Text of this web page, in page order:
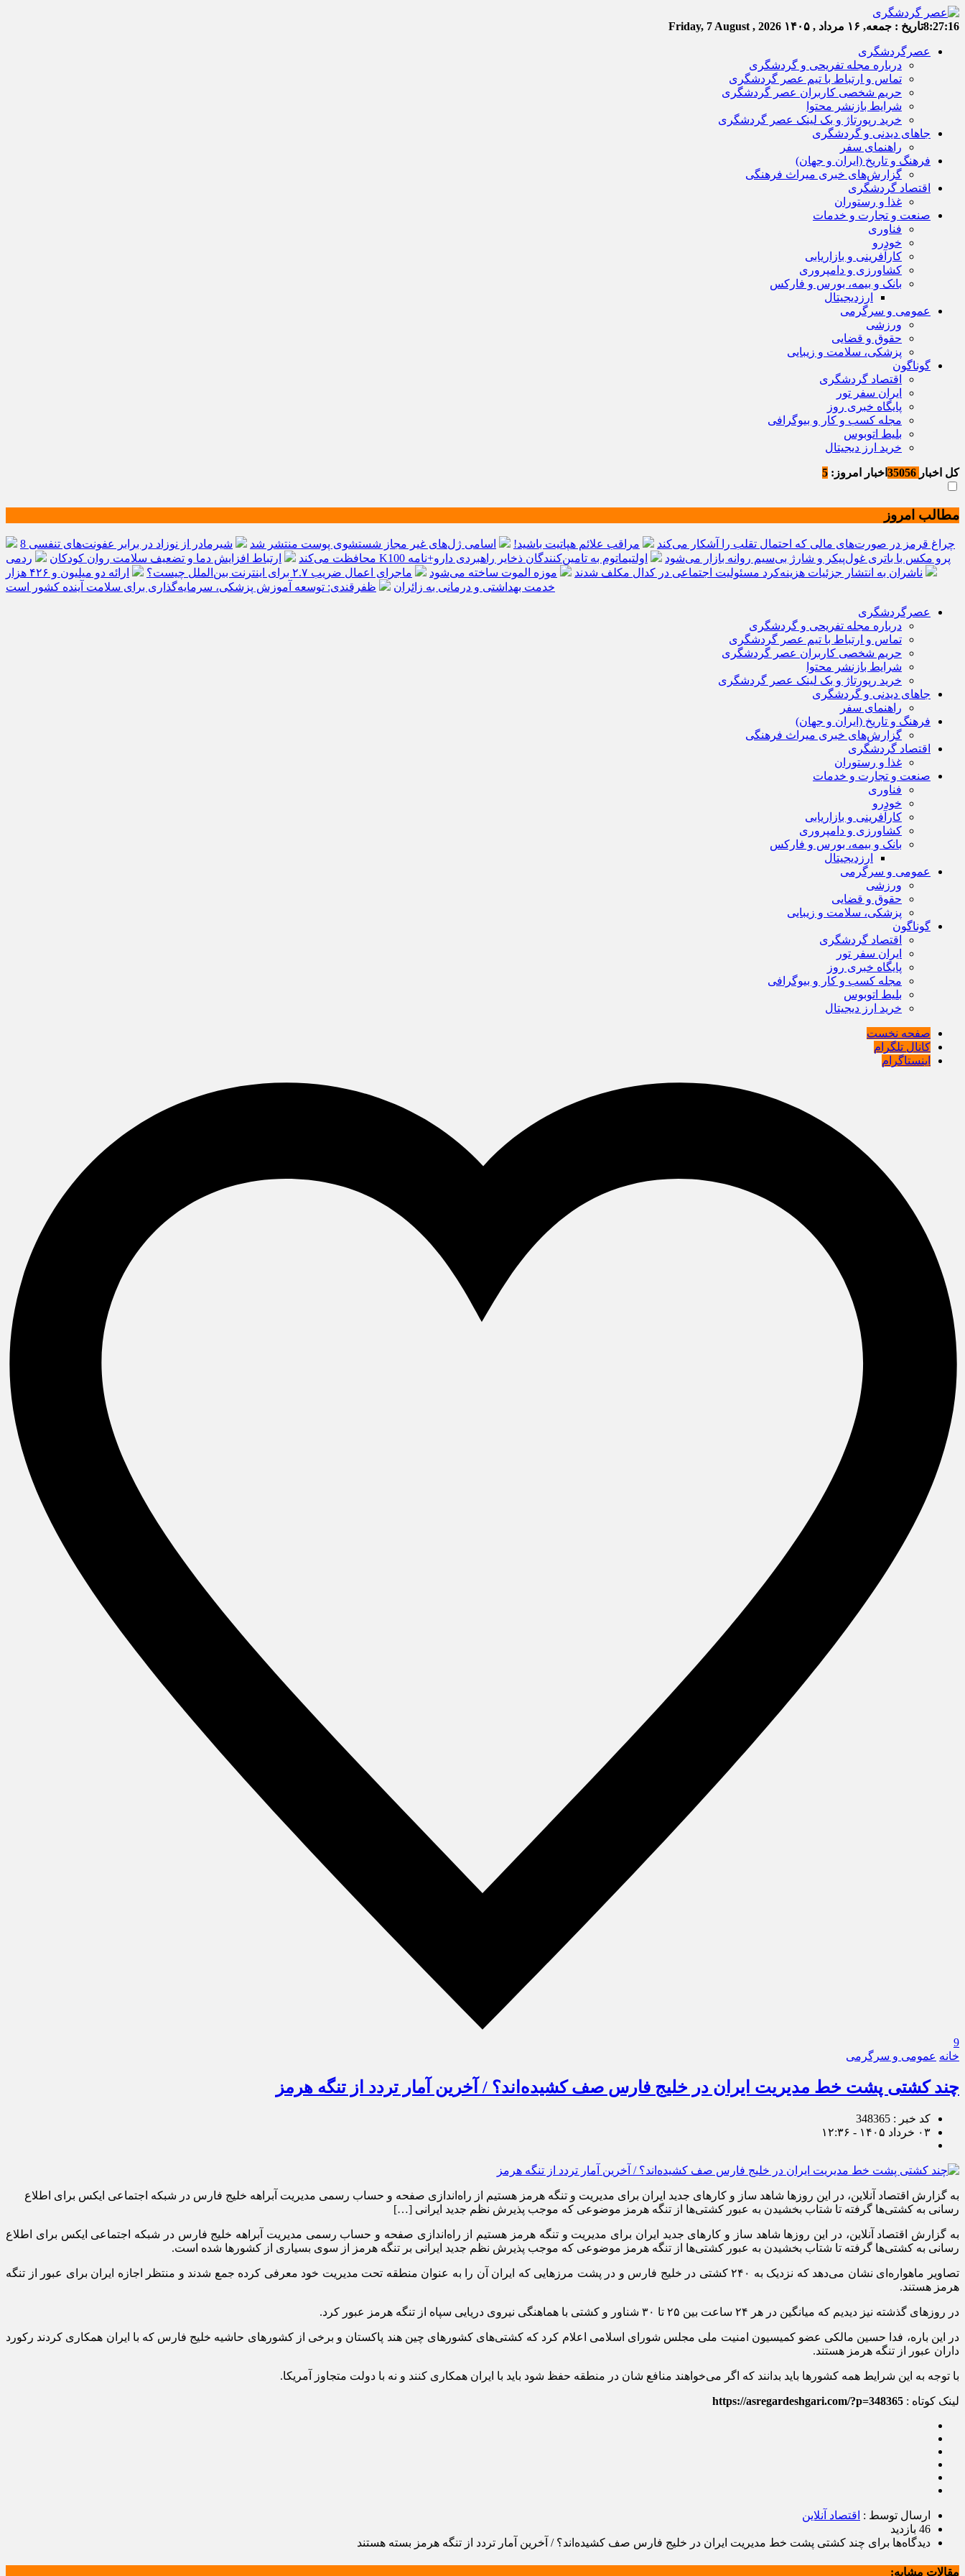
8:27:17تاریخ : جمعه, ۱۶ مرداد , ۱۴۰۵ Friday, 7 August , 2026
عصرگردشگری
درباره مجله تفریحی و گردشگری
تماس و ارتباط با تیم عصر گردشگری
حریم شخصی کاربران عصر گردشگری
شرایط بازنشر محتوا
خرید رپورتاژ و بک لینک عصر گردشگری
جاهای دیدنی و گردشگری
راهنمای سفر
فرهنگ و تاریخ (ایران و جهان)
گزارش‌های خبری میراث فرهنگی
اقتصاد گردشگری
غذا و رستوران
صنعت و تجارت و خدمات
فناوری
خودرو
کارآفرینی و بازاریابی
کشاورزی و دامپروری
بانک و بیمه، بورس و فارکس
ارزدیجیتال
عمومی و سرگرمی
ورزشی
حقوق و قضایی
پزشکی، سلامت و زیبایی
گوناگون
اقتصاد گردشگری
ایران سفر تور
پایگاه خبری روز
مجله کسب و کار و بیوگرافی
بلیط اتوبوس
خرید ارز دیجیتال
کل اخبار اخبار امروز: 5
مطالب امروز
8 چراغ قرمز در صورت‌های مالی که احتمال تقلب را آشکار می‌کند مراقب علائم هپاتیت باشید! اسامی ژل‌های غیر مجاز شستشوی پوست منتشر شد
شیرمادر از نوزاد در برابر عفونت‌های تنفسی
محافظت می‌کند
ارتباط افزایش دما و تضعیف سلامت روان کودکان ردمی K100 پرو مکس با باتری غول‌پیکر و شارژ بی‌سیم روانه بازار می‌شود
اولتیماتوم به تامین‌کنندگان ذخایر راهبردی دارو+نامه
ناشران به انتشار جزئیات هزینه‌کرد مسئولیت اجتماعی در کدال مکلف شدند
موزه الموت ساخته می‌شود ماجرای اعمال ضریب ۲.۷ برای اینترنت بین‌الملل چیست؟
ارائه دو میلیون و ۴۲۶ هزار
خدمت بهداشتی و درمانی به زائران
ظفرقندی: توسعه آموزش پزشکی، سرمایه‌گذاری برای سلامت آینده کشور است
عصرگردشگری
درباره مجله تفریحی و گردشگری
تماس و ارتباط با تیم عصر گردشگری
حریم شخصی کاربران عصر گردشگری
شرایط بازنشر محتوا
خرید رپورتاژ و بک لینک عصر گردشگری
جاهای دیدنی و گردشگری
راهنمای سفر
فرهنگ و تاریخ (ایران و جهان)
گزارش‌های خبری میراث فرهنگی
اقتصاد گردشگری
غذا و رستوران
صنعت و تجارت و خدمات
فناوری
خودرو
کارآفرینی و بازاریابی
کشاورزی و دامپروری
بانک و بیمه، بورس و فارکس
ارزدیجیتال
عمومی و سرگرمی
ورزشی
حقوق و قضایی
پزشکی، سلامت و زیبایی
گوناگون
اقتصاد گردشگری
ایران سفر تور
پایگاه خبری روز
مجله کسب و کار و بیوگرافی
بلیط اتوبوس
خرید ارز دیجیتال
صفحه نخست
کانال تلگرام
اینستاگرام
9
خانه عمومی و سرگرمی
چند کشتی پشت خط مدیریت ایران در خلیج فارس صف کشیده‌اند؟ / آخرین آمار تردد از تنگه هرمز
کد خبر : 348365
۰۳ خرداد ۱۴۰۵ - ۱۲:۳۶
به گزارش اقتصاد آنلاین، در این روز‌ها شاهد ساز و کار‌های جدید ایران برای مدیریت و تنگه هرمز هستیم از راه‌اندازی صفحه و حساب رسمی مدیریت آبراهه خلیج فارس در شبکه اجتماعی ایکس برای اطلاع
رسانی به کشتی‌ها گرفته تا شتاب بخشیدن به عبور کشتی‌ها از تنگه هرمز موضوعی که موجب پذیرش نظم جدید ایرانی […]
به گزارش اقتصاد آنلاین، در این روز‌ها شاهد ساز و کار‌های جدید ایران برای مدیریت و تنگه هرمز هستیم از راه‌اندازی صفحه و حساب رسمی مدیریت آبراهه خلیج فارس در شبکه اجتماعی ایکس برای اطلاع
رسانی به کشتی‌ها گرفته تا شتاب بخشیدن به عبور کشتی‌ها از تنگه هرمز موضوعی که موجب پذیرش نظم جدید ایرانی بر تنگه هرمز از سوی بسیاری از کشور‌ها شده است.
تصاویر ماهواره‌ای نشان می‌دهد که نزدیک به ۲۴۰ کشتی در خلیج فارس و در پشت مرز‌هایی که ایران آن را به عنوان منطقه تحت مدیریت خود معرفی کرده جمع شدند و منتظر اجازه ایران برای عبور از تنگه
هرمز هستند.
در روز‌های گذشته نیز دیدیم که میانگین در هر ۲۴ ساعت بین ۲۵ تا ۳۰ شناور و کشتی با هماهنگی نیروی دریایی سپاه از تنگه هرمز عبور کرد.
در این باره، فدا حسین مالکی عضو کمیسیون امنیت ملی مجلس شورای اسلامی اعلام کرد که کشتی‌های کشور‌های چین هند پاکستان و برخی از کشور‌های حاشیه خلیج فارس که با ایران همکاری کردند رکورد
داران عبور از تنگه هرمز هستند.
با توجه به این شرایط همه کشور‌ها باید بدانند که اگر می‌خواهند منافع شان در منطقه حفظ شود باید با ایران همکاری کنند و نه با دولت متجاوز آمریکا.
لینک کوتاه : https://asregardeshgari.com/?p=348365
ارسال توسط : اقتصاد آنلاین
46 بازدید
دیدگاه‌ها برای چند کشتی پشت خط مدیریت ایران در خلیج فارس صف کشیده‌اند؟ / آخرین آمار تردد از تنگه هرمز بسته هستند
مقالات مشابه: